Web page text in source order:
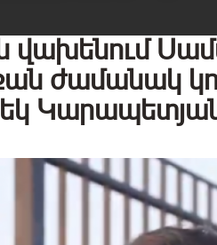
վախենում
ժամանակ